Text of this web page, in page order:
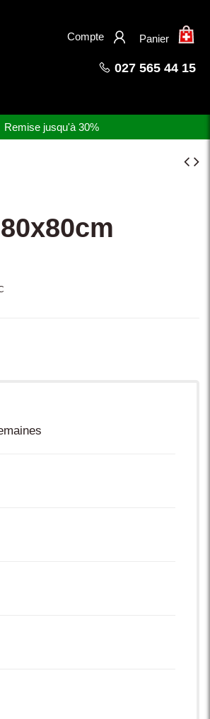
×
Compte Panier
027 565 44 15
Remise jusqu'à 30%